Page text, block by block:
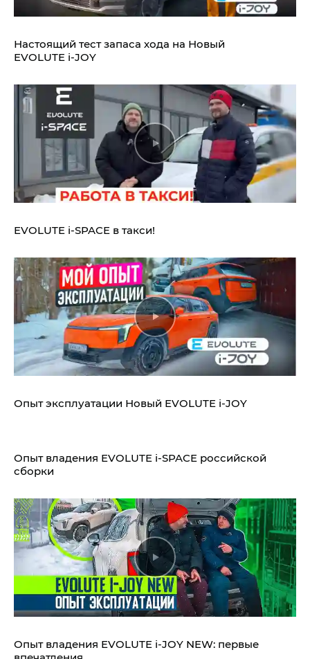
Настоящий тест запаса хода на Новый
EVOLUTE i‑JOY
EVOLUTE i‑SPACE в такси!
Опыт эксплуатации Новый EVOLUTE i‑JOY
Опыт владения EVOLUTE i‑SPACE российской
сборки
Опыт владения EVOLUTE i‑JOY NEW: первые